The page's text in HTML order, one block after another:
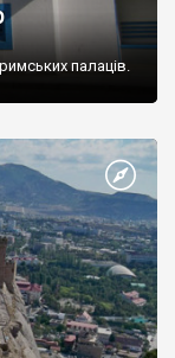
палаців.